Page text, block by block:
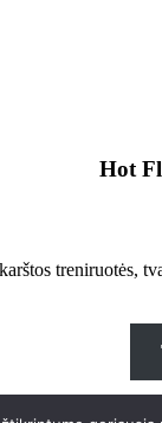
Hot
treniruotės,